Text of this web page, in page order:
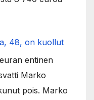
48, on kuollut
entinen
Marko
pois. Marko